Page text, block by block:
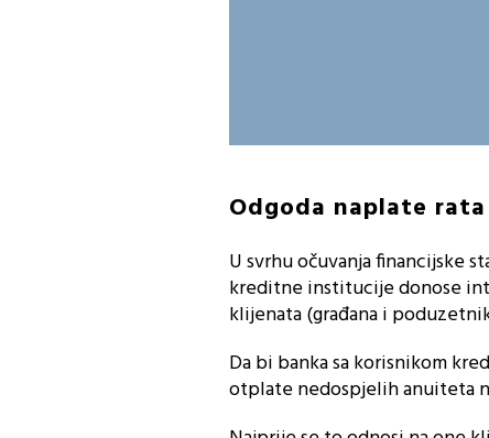
Odgoda naplate
U svrhu očuvanja financijske
kreditne institucije donose
klijenata (građana i
Da bi banka sa korisnikom
otplate nedospjelih anuiteta